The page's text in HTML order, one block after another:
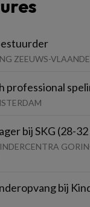
ZEEUWS-
professional
bij SKG (28-
bij